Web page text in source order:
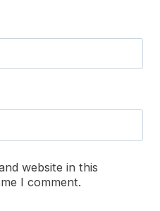
website in this
I comment.